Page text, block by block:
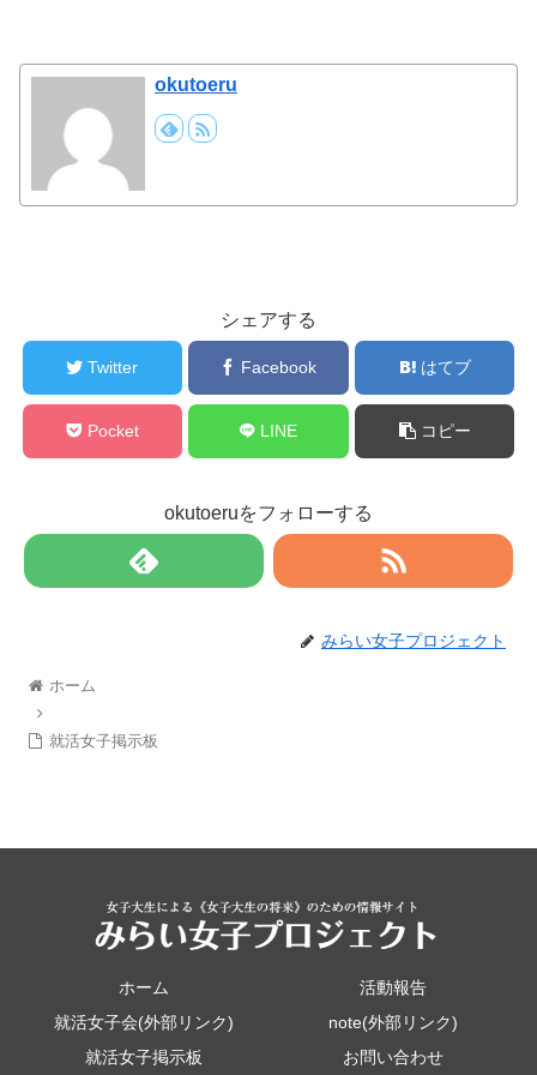
okutoeru
シェアする
Twitter Facebook はてブ
Pocket LINE コピー
okutoeruをフォローする
みらい女子プロジェクト
ホーム
就活女子掲示板
ホーム
活動報告
就活女子会(外部リンク)
note(外部リンク)
就活女子掲示板
お問い合わせ